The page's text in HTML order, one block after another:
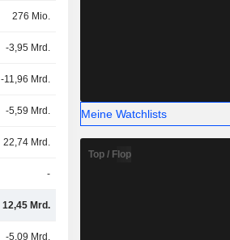
276 Mio.
-3,95 Mrd.
-11,96 Mrd.
-5,59 Mrd.
22,74 Mrd.
-
12,45 Mrd.
-5,09 Mrd.
Meine Watchlists
Top / Flop